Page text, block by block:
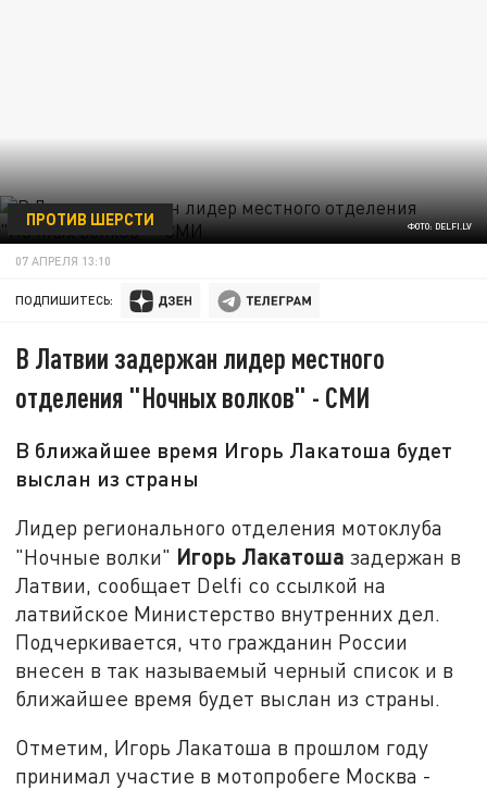
ФОТО: DELFI.LV
ПРОТИВ ШЕРСТИ
07 АПРЕЛЯ 13:10
ПОДПИШИТЕСЬ:
В Латвии задержан лидер местного
отделения "Ночных волков" - СМИ
В ближайшее время Игорь Лакатоша будет
выслан из страны
Лидер регионального отделения мотоклуба
"Ночные волки" Игорь Лакатоша задержан в
Латвии, сообщает Delfi со ссылкой на
латвийское Министерство внутренних дел.
Подчеркивается, что гражданин России
внесен в так называемый черный список и в
ближайшее время будет выслан из страны.
Отметим, Игорь Лакатоша в прошлом году
принимал участие в мотопробеге Москва -